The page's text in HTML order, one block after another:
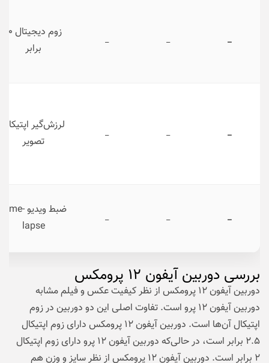
_
_
_
زوم دیجیتال ۱۰
برابر
_
_
_
لرزش‌گیر اپتیکال
تصویر
_
_
_
ضبط ویدیو Time-
lapse
بررسی دوربین آیفون ۱۲ پرومکس
دوربین آیفون ۱۲ پرومکس از نظر کیفیت عکس و فیلم مشابه
دوربین آیفون ۱۲ پرو است. تفاوت اصلی این دو دوربین در زوم
اپتیکال آن‌ها است. دوربین آیفون ۱۲ پرومکس دارای زوم اپتیکال
۲.۵ برابر است، در حالی‌که دوربین آیفون ۱۲ پرو دارای زوم اپتیکال
۲ برابر است. دوربین آیفون ۱۲ پرومکس از نظر سایز و وزن هم